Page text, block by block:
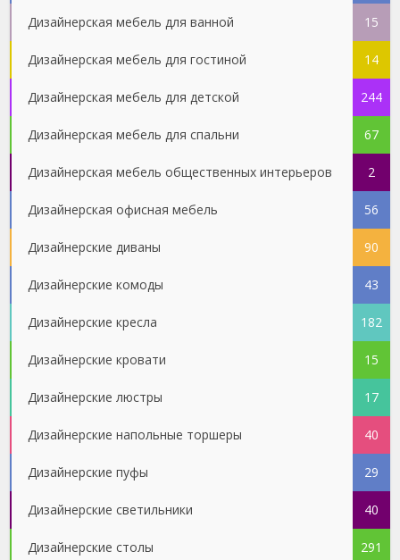
Дизайнерская мебель для ванной 15
Дизайнерская мебель для гостиной 14
Дизайнерская мебель для детской 244
Дизайнерская мебель для спальни 67
Дизайнерская мебель общественных интерьеров 2
Дизайнерская офисная мебель 56
Дизайнерские диваны 90
Дизайнерские комоды 43
Дизайнерские кресла 182
Дизайнерские кровати 15
Дизайнерские люстры 17
Дизайнерские напольные торшеры 40
Дизайнерские пуфы 29
Дизайнерские светильники 40
Дизайнерские столы 291